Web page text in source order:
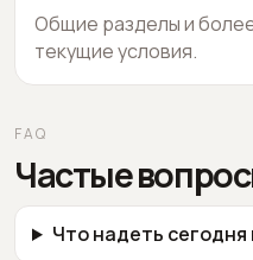
Общие разделы и
текущие условия.
FAQ
Частые
Что надеть сегодня